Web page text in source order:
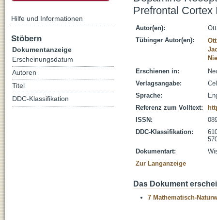
Prefrontal Cortex
Autor(en):
Tübinger Autor(en):
Erschienen in:
Verlagsangabe:
Sprache:
Referenz zum Volltext:
ISSN:
DDC-Klassifikation:
Dokumentart:
Zur Langanzeige
Das Dokument
7 Mathematisch-
Hilfe und Informationen
Stöbern
Dokumentanzeige
Erscheinungsdatum
Autoren
Titel
DDC-Klassifikation